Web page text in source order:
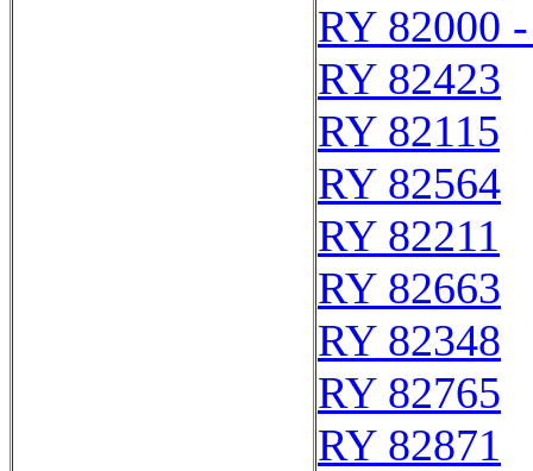
RY 82000
RY 82423
RY 82115
RY 82564
RY 82211
RY 82663
RY 82348
RY 82765
RY 82871